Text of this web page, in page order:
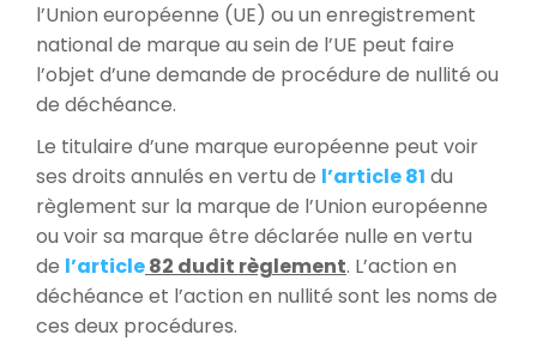
l’Union européenne (UE) ou un enregistrement
national de marque au sein de l’UE peut faire
l’objet d’une demande de procédure de nullité ou
de déchéance.
Le titulaire d’une marque européenne peut voir
ses droits annulés en vertu de l’article 81 du
règlement sur la marque de l’Union européenne
ou voir sa marque être déclarée nulle en vertu
de l’article82 dudit règlement. L’action en
déchéance et l’action en nullité sont les noms de
ces deux procédures.